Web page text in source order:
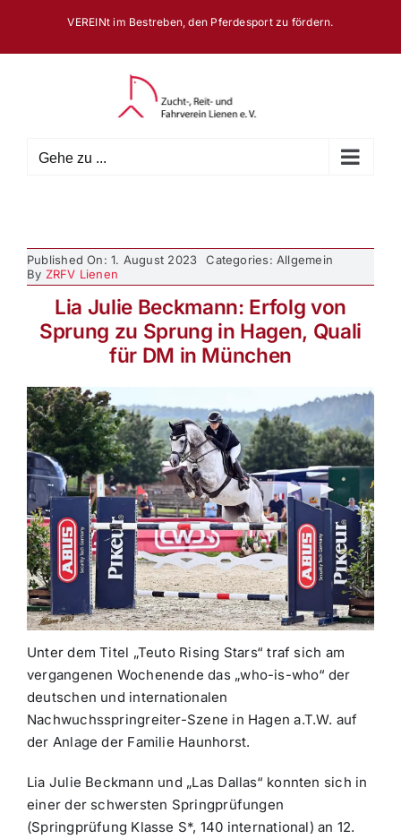
springen
VEREINt im Bestreben, den Pferdesport zu fördern.
Gehe zu ...
Published On: 1. August 2023
Categories: Allgemein
By ZRFV Lienen
Lia Julie Beckmann: Erfolg von
Sprung zu Sprung in Hagen, Quali
für DM in München
Unter dem Titel „Teuto Rising Stars“ traf sich am
vergangenen Wochenende das „who-is-who“ der
deutschen und internationalen
Nachwuchsspringreiter-Szene in Hagen a.T.W. auf
der Anlage der Familie Haunhorst.
Lia Julie Beckmann und „Las Dallas“ konnten sich in
einer der schwersten Springprüfungen
(Springprüfung Klasse S*, 140 international) an 12.